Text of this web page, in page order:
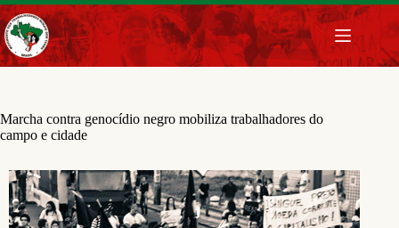
Pular
para
o
conteúdo
Marcha contra genocídio negro mobiliza trabalhadores do
campo e cidade